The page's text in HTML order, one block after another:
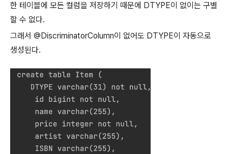
한 테이블에 모든 컬럼을 저장하기 때문에 DTYPE이 없이는 구별
할 수 없다.
그래서 @DiscriminatorColumn이 없어도 DTYPE이 자동으로
생성된다.